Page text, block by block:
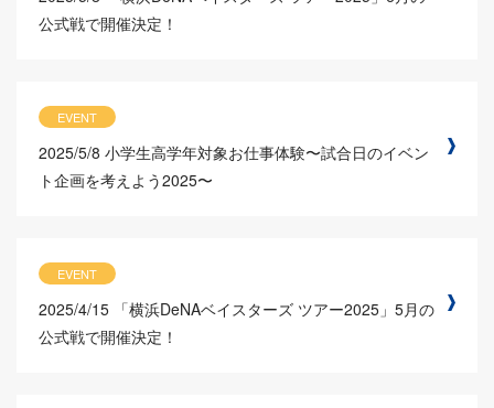
公式戦で開催決定！
EVENT
2025/5/8 小学生高学年対象お仕事体験〜試合日のイベン
ト企画を考えよう2025〜
EVENT
2025/4/15 「横浜DeNAベイスターズ ツアー2025」5月の
公式戦で開催決定！